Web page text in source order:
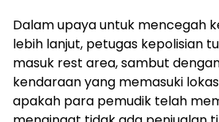
Dalam upaya untuk mencegah
lebih lanjut, petugas kepolisian
masuk rest area, sambut
kendaraan yang memasuki
apakah para pemudik telah